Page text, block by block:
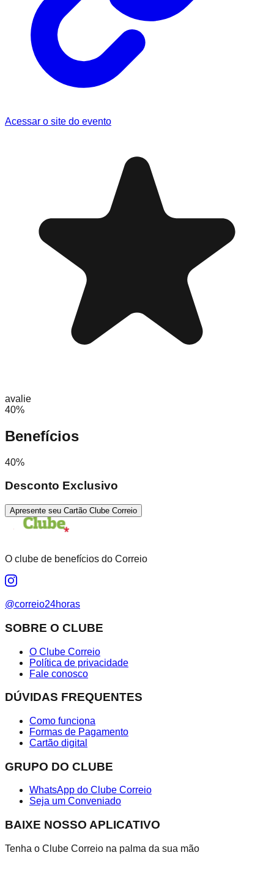
Acessar o site do evento
avalie
40%
Benefícios
40%
Desconto Exclusivo
Apresente seu Cartão Clube Correio
O clube de benefícios do Correio
@correio24horas
SOBRE O CLUBE
O Clube Correio
Política de privacidade
Fale conosco
DÚVIDAS FREQUENTES
Como funciona
Formas de Pagamento
Cartão digital
GRUPO DO CLUBE
WhatsApp do Clube Correio
Seja um Conveniado
BAIXE NOSSO APLICATIVO
Tenha o Clube Correio na palma da sua mão